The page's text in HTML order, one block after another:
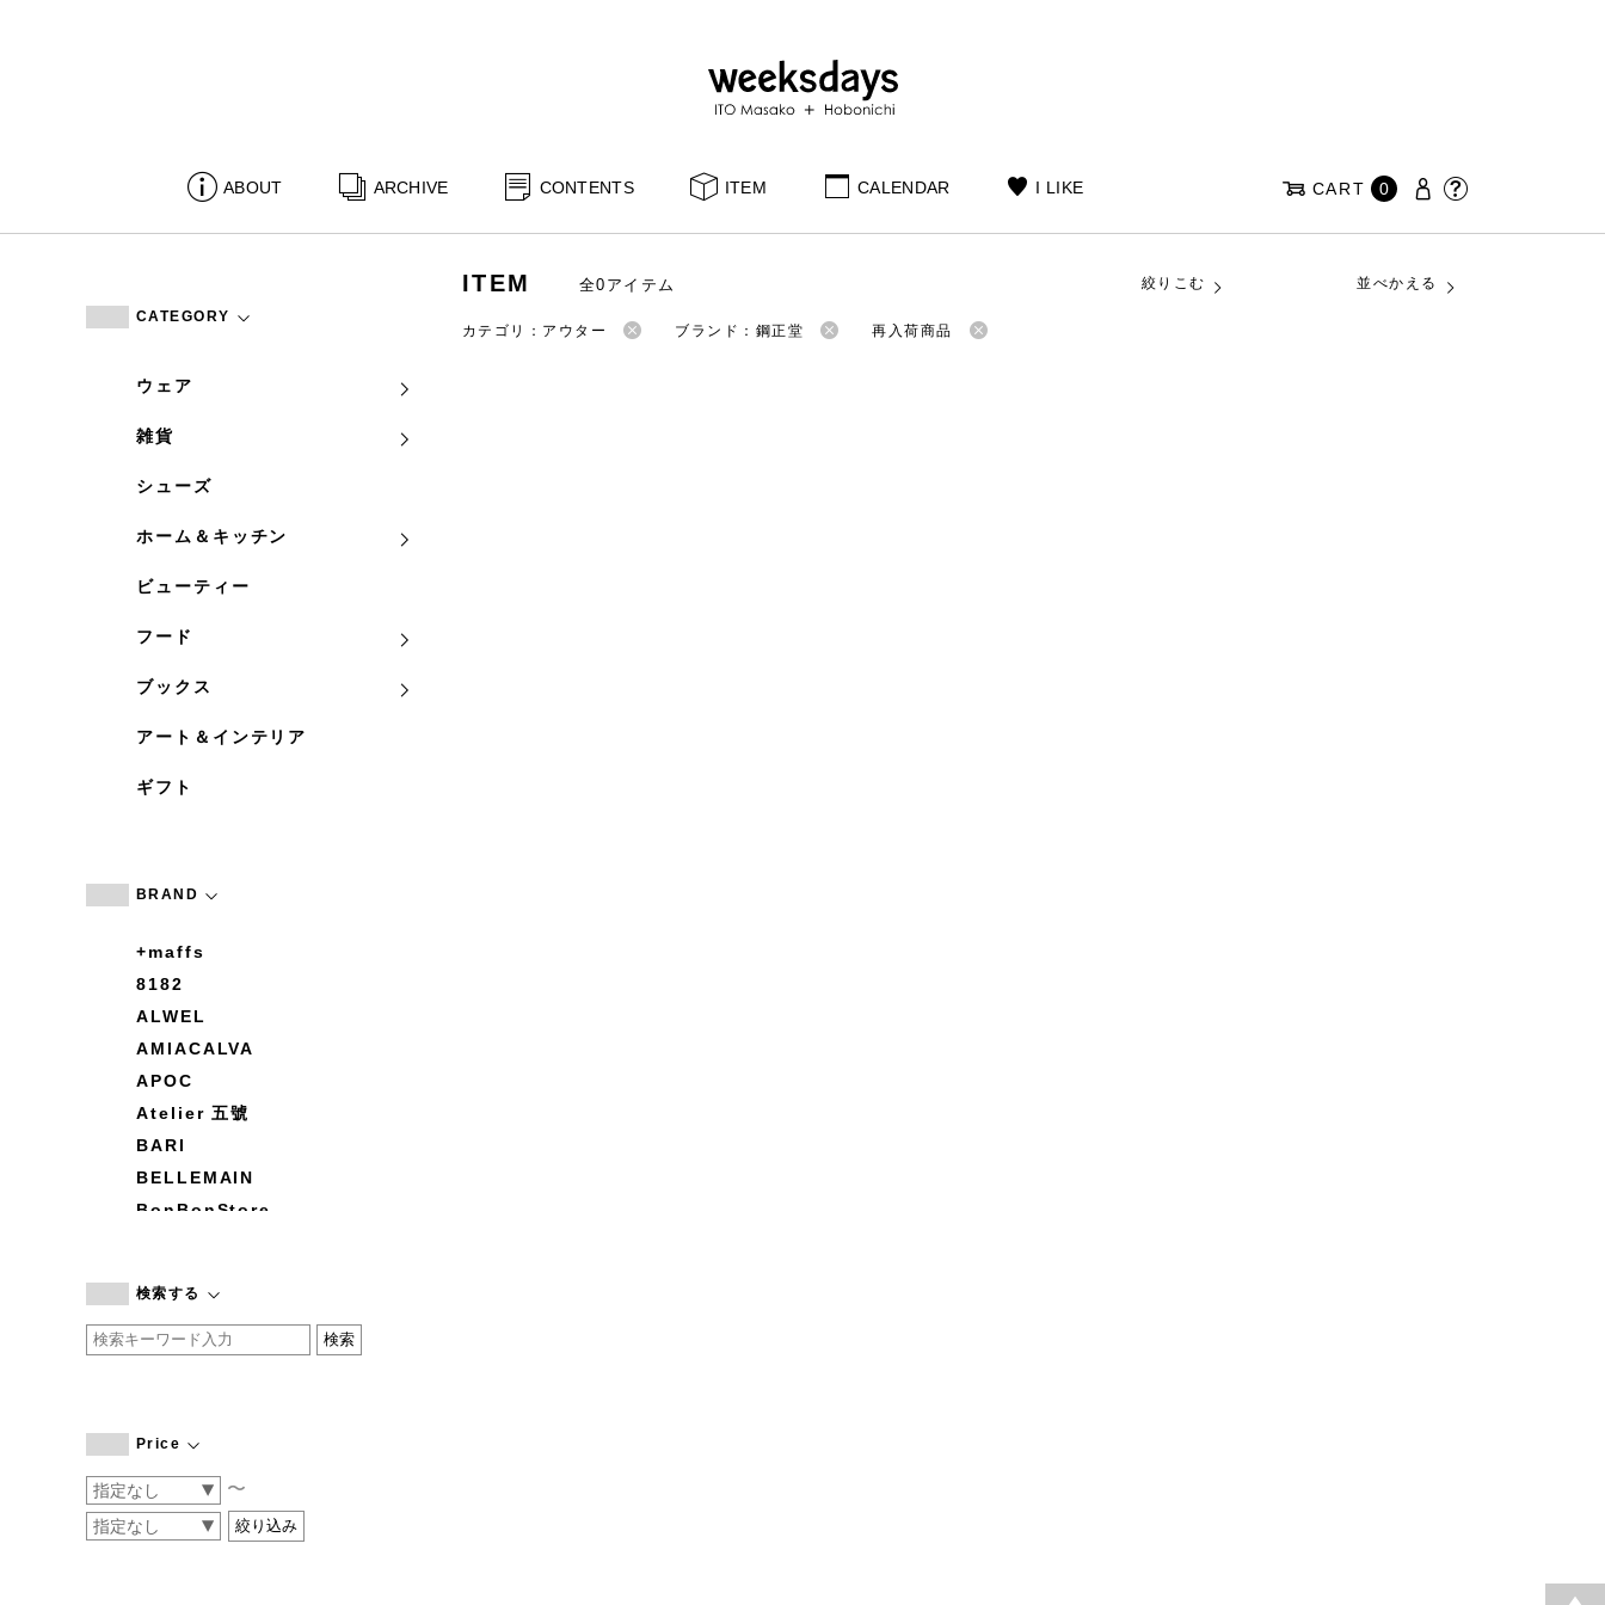
ABOUT ARCHIVE CONTENTS ITEM CALENDAR I LIKE CART 0
CATEGORY
ウェア
雑貨
シューズ
ホーム＆キッチン
ビューティー
フード
ブックス
アート＆インテリア
ギフト
BRAND
+maffs
8182
ALWEL
AMIACALVA
APOC
Atelier 五號
BARI
BELLEMAIN
BonBonStore
by basics
CATWORTH
COGTHEBIGSMOKE
CONVERSE
DEAN & DELUCA
検索する
Price
〜
ITEM 全0アイテム 絞りこむ 並べかえる
カテゴリ：アウター ブランド：鋼正堂 再入荷商品